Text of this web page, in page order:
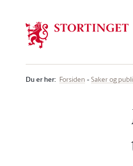
Du er her: Forsiden Saker og